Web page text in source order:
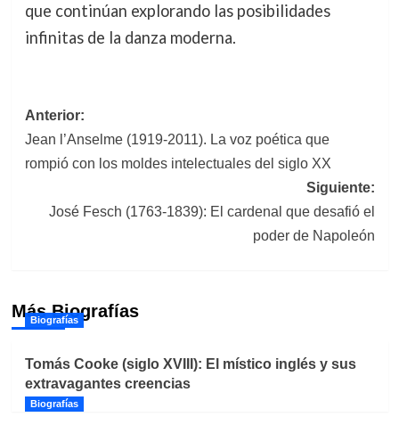
que continúan explorando las posibilidades
infinitas de la danza moderna.
Navegación
de
entradas
Anterior:
Jean l’Anselme (1919-2011). La voz poética que
rompió con los moldes intelectuales del siglo XX
Siguiente:
José Fesch (1763-1839): El cardenal que desafió el
poder de Napoleón
Más Biografías
Biografías
Tomás Cooke (siglo XVIII): El místico inglés y sus
extravagantes creencias
Biografías